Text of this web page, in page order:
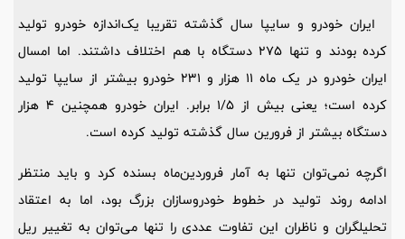
ایران خودرو و سایپا سال گذشته تقریبا یک‌اندازه خودرو تولید
کرده بودند و تنها 275 دستگاه با هم اختلاف داشتند. اما امسال
ایران خودرو در یک ماه 11 هزار و 231 خودرو بیشتر از سایپا تولید
کرده است؛ یعنی بیش از 1/5 برابر. ایران خودرو همچنین 4 هزار
دستگاه بیشتر از فرورین سال گذشته تولید کرده است.
اگرچه نمی‌توان تنها به آمار فروردین‌ماه بسنده کرد و باید منتظر
ادامه روند تولید در خطوط خودروسازان بزرگ بود، اما به اعتقاد
تحلیلگران و ناظران این تفاوت عددی را تنها می‌توان به تغییر ریل